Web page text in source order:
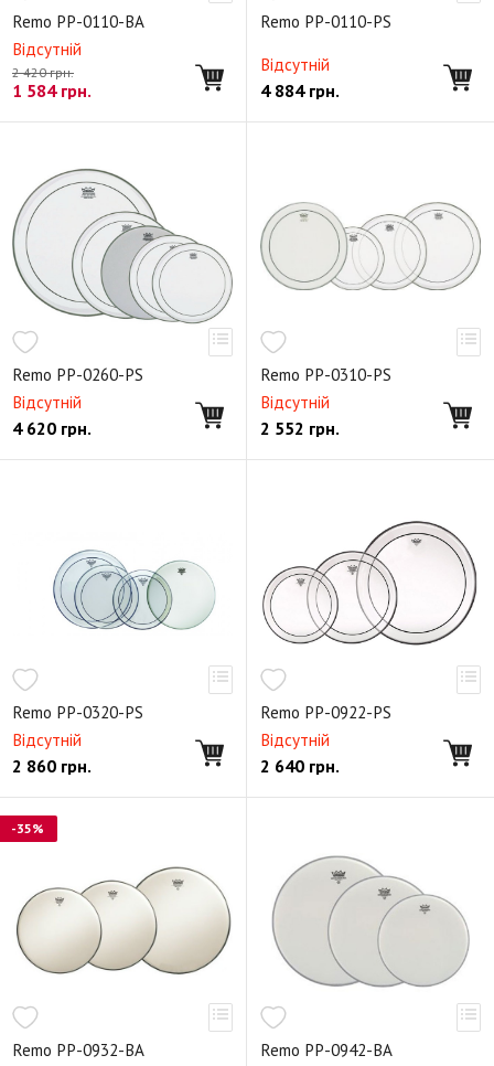
Remo PP-0110-BA
Відсутній
2 420 грн.
1 584грн.
Remo PP-0110-PS
Відсутній
4 884грн.
Remo PP-0260-PS
Відсутній
4 620 грн.
Remo PP-0310-PS
Відсутній
2 552 грн.
Remo PP-0320-PS
Відсутній
2 860 грн.
Remo PP-0922-PS
Відсутній
2 640 грн.
Remo PP-0932-BA
-35%
Remo PP-0942-BA